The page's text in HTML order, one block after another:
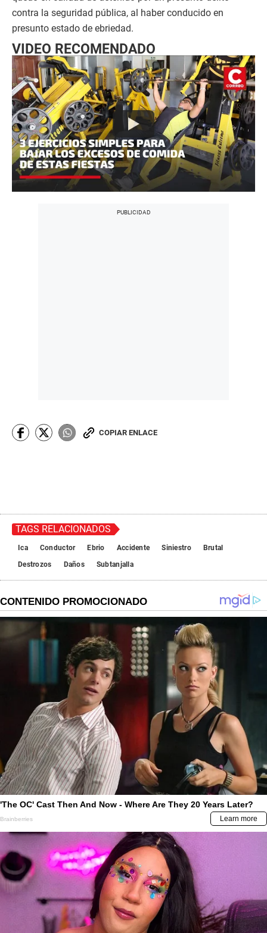
contra la seguridad pública, al haber conducido en
presunto estado de ebriedad.
VIDEO RECOMENDADO
COPIAR ENLACE
TAGS RELACIONADOS
Ica Conductor Ebrio Accidente Siniestro
Brutal
Destrozos
Daños Subtanjalla